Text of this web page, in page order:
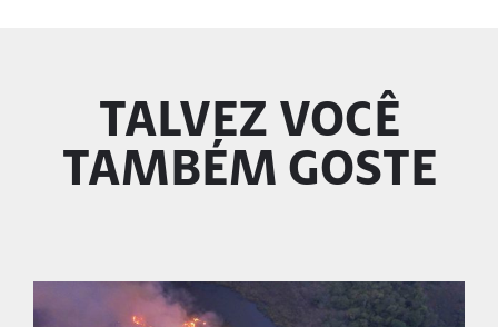
TALVEZ VOCÊ
TAMBÉM GOSTE